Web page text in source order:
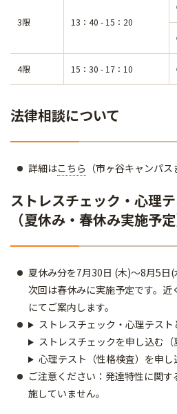
3限 13：40 - 15：20
4限 15：30 - 17：10
法律相談について
詳細はこちら （市ヶ谷キャンパ
ストレスチェック・心理
（夏休み・春休み実施予定
夏休み分を7月30日 (木)～8月5日(
次回は春休みに実施予定です。
にてご案内します。
ストレスチェック・心理テス
ストレスチェックを申し込む（
心理テスト（性格検査）を申し
ご注意ください：発達特性に関
施していません。​​​​​​